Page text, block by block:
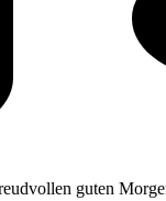
guten